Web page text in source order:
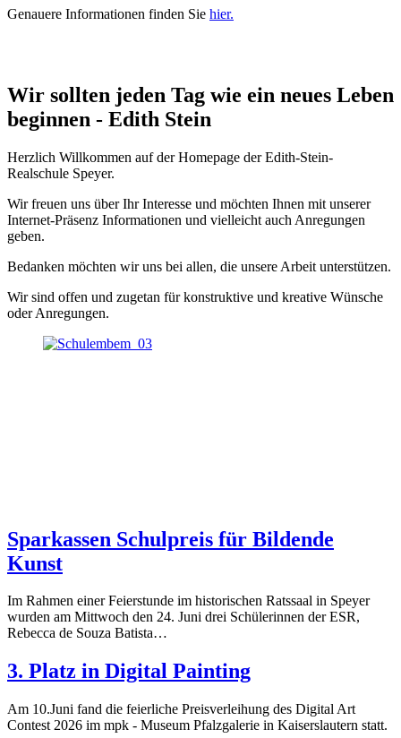
Genauere Informationen finden Sie hier.
Wir sollten jeden Tag wie ein neues Leben
beginnen - Edith Stein
Herzlich Willkommen auf der Homepage der Edith-Stein-
Realschule Speyer.
Wir freuen uns über Ihr Interesse und möchten Ihnen mit unserer
Internet-Präsenz Informationen und vielleicht auch Anregungen
geben.
Bedanken möchten wir uns bei allen, die unsere Arbeit unterstützen.
Wir sind offen und zugetan für konstruktive und kreative Wünsche
oder Anregungen.
Sparkassen Schulpreis für Bildende
Kunst
Im Rahmen einer Feierstunde im historischen Ratssaal in Speyer
wurden am Mittwoch den 24. Juni drei Schülerinnen der ESR,
Rebecca de Souza Batista…
3. Platz in Digital Painting
Am 10.Juni fand die feierliche Preisverleihung des Digital Art
Contest 2026 im mpk - Museum Pfalzgalerie in Kaiserslautern statt.